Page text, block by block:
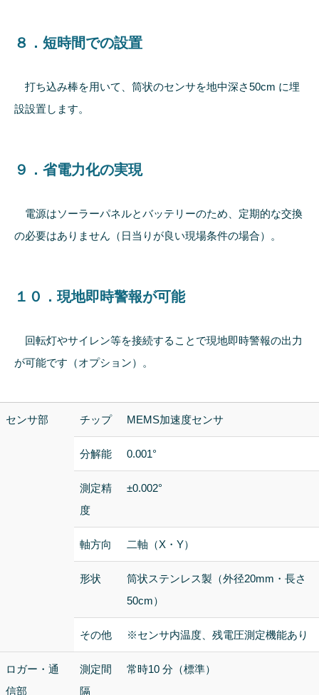
８．短時間での設置
打ち込み棒を用いて、筒状のセンサを地中深さ50cm に埋
設設置します。
９．省電力化の実現
電源はソーラーパネルとバッテリーのため、定期的な交換
の必要はありません（日当りが良い現場条件の場合）。
１０．現地即時警報が可能
回転灯やサイレン等を接続することで現地即時警報の出力
が可能です（オプション）。
センサ部 チップ MEMS加速度センサ
分解能 0.001°
測定精
度
±0.002°
軸方向 二軸（X・Y）
形状
筒状ステンレス製（外径20mm・長さ
50cm）
その他 ※センサ内温度、残電圧測定機能あり
ロガー・通
信部
測定間
隔
常時10 分（標準）